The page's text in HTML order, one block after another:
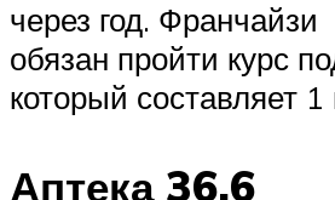
через год. Франчайзи
обязан пройти курс
который составляет
Аптека 36,6